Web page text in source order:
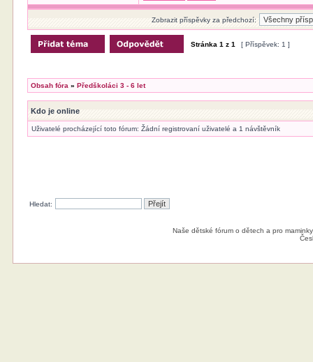
Zobrazit příspěvky za předchozí:
Stránka1 z1 [ Příspěvek: 1 ]
Obsah fóra »Předškoláci 3 - 6 let
Kdo je online
Uživatelé procházející toto fórum: Žádní registrovaní uživatelé a 1 návštěvník
Hledat:
Naše dětské fórum o dětech a pro